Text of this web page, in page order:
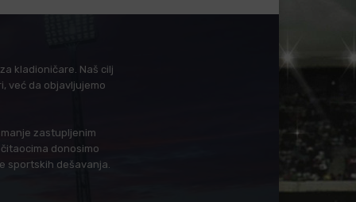
kladioničare. Naš cilj
već da objavljujemo
zastupljenim
donosimo
sportskih dešavanja.